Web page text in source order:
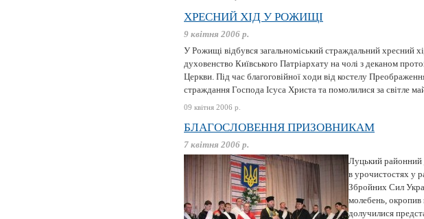
ХРЕСНИЙ ХІД У РОЖИЩІ
9 квітня 2006 р.
У Рожищі відбувся загальноміський страждальний хресний
духовенство Київського Патріархату на чолі з деканом
Церкви. Під час благоговійної ходи від костелу
страждання Господа Ісуса Христа та помолилися за світле
09 квітня 2006 р.
БЛАГОСЛОВЕННЯ ПРИЗОВНИКАМ
7 квітня 2006 р.
Луцький районний
в урочистостях у
Збройних Сил
молебень, окропив
долучилися